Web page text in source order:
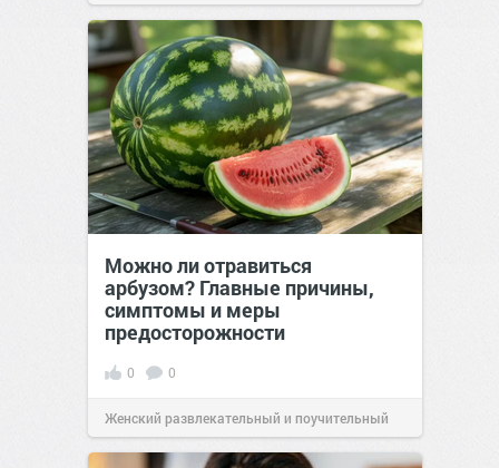
Можно ли отравиться
арбузом? Главные причины,
симптомы и меры
предосторожности
0 0
Женский развлекательный и поучительный
сайт.23:4206 авг 2026